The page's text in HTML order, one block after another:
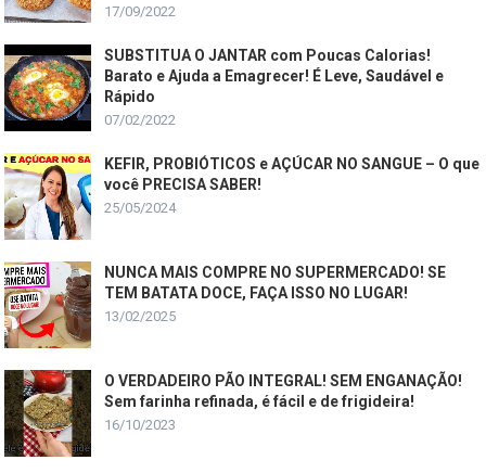
17/09/2022
SUBSTITUA O JANTAR com Poucas Calorias!
Barato e Ajuda a Emagrecer! É Leve, Saudável e
Rápido
07/02/2022
KEFIR, PROBIÓTICOS e AÇÚCAR NO SANGUE – O que
você PRECISA SABER!
25/05/2024
NUNCA MAIS COMPRE NO SUPERMERCADO! SE
TEM BATATA DOCE, FAÇA ISSO NO LUGAR!
13/02/2025
O VERDADEIRO PÃO INTEGRAL! SEM ENGANAÇÃO!
Sem farinha refinada, é fácil e de frigideira!
16/10/2023